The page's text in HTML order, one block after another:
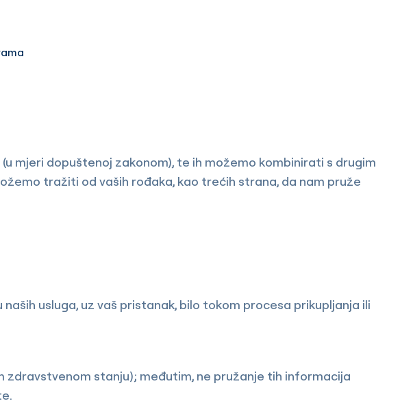
mjeri dopuštenoj zakonom), te ih možemo kombinirati s drugim
tražiti od vaših rođaka, kao trećih strana, da nam pruže
usluga, uz vaš pristanak, bilo tokom procesa prikupljanja ili
stanju); međutim, ne pružanje tih informacija